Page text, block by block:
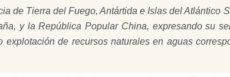
de Tierra del Fuego, Antártida e Islas del
y la República Popular China, expresando su
explotación de recursos naturales en aguas